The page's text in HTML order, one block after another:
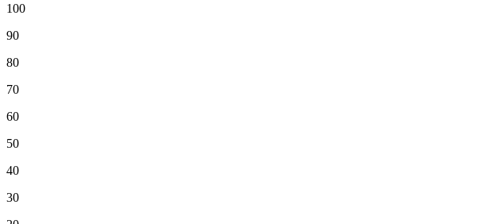
100
90
80
70
60
50
40
30